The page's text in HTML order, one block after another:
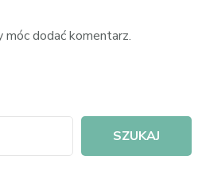
móc dodać komentarz.
SZUKAJ